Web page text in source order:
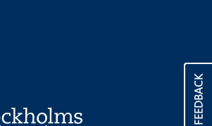
FEEDBACK